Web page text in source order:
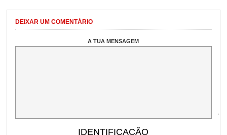
DEIXAR UM COMENTÁRIO
A TUA MENSAGEM
IDENTIFICAÇÃO